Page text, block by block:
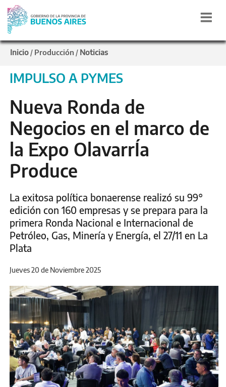
Inicio / Producción / Noticias
IMPULSO A PYMES
Nueva Ronda de
Negocios en el marco de
la Expo OlavarrÍa
Produce
La exitosa política bonaerense realizó su 99°
edición con 160 empresas y se prepara para la
primera Ronda Nacional e Internacional de
Petróleo, Gas, Minería y Energía, el 27/11 en La
Plata
Jueves 20 de Noviembre 2025